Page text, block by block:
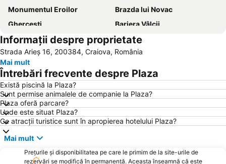
Monumentul Eroilor
Brazda lui Novac
Ghercești
Bariera Vâlcii
Sărari
Brestei
Restaurantul Rex
Lascăr Catargiu
Siloz
Bordei
Popoveni
Fața Luncii
Informații despre proprietate
Strada Arieș 16, 200384, Craiova, România
Mai mult
Întrebări frecvente despre Plaza
Există piscină la Plaza?
Sunt permise animalele de companie la Plaza?
Plaza oferă parcare?
Unde este situat Plaza?
Ce atracții turistice sunt în apropierea hotelului Plaza?
Mai mult
Prețurile și disponibilitatea pe care le primim de la site-urile de
rezervări se modifică în permanență. Aceasta înseamnă că este